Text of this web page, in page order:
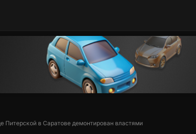
Питерской в Саратове демонтирован властями